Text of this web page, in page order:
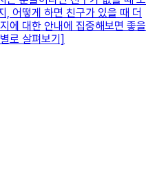
, 어떻게 하면 친구가 있을 때 더
에 대한 안내에 집중해보면 좋을
로 살펴보기]